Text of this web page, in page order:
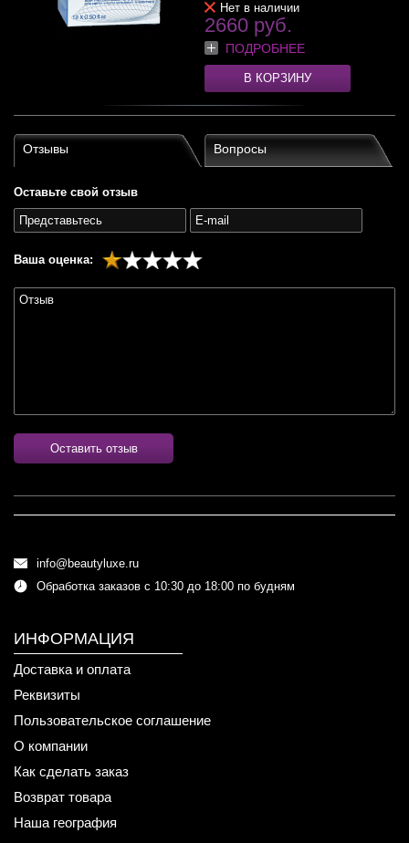
Нет в наличии
2660 руб.
ПОДРОБНЕЕ
В КОРЗИНУ
Отзывы Вопросы
Оставьте свой отзыв
Ваша оценка:
Оставить отзыв
info@beautyluxe.ru
Обработка заказов с 10:30 до 18:00 по будням
ИНФОРМАЦИЯ
Доставка и оплата
Реквизиты
Пользовательское соглашение
О компании
Как сделать заказ
Возврат товара
Наша география